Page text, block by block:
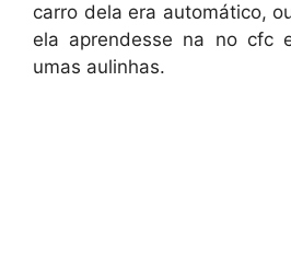
carro dela era automático,
ela aprendesse na no cfc
umas aulinhas.